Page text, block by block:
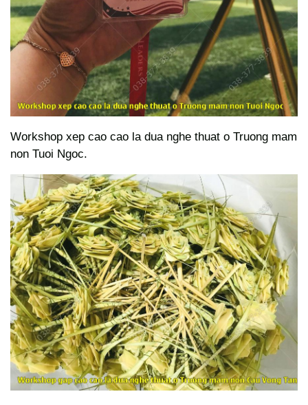
Workshop xep cao cao la dua nghe thuat o Truong mam
non Tuoi Ngoc.